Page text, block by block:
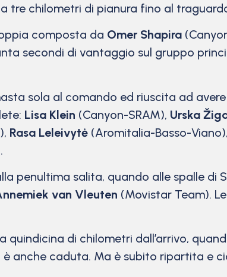
tre chilometri di pianura fino al
composta da Omer Shapira
secondi di vantaggio sul gruppo
sola al comando ed riuscita ad
Lisa Klein (Canyon-SRAM), Urska
Rasa Leleivytė (Aromitalia-Basso-Viano),
penultima salita, quando alle spalle
van Vleuten (Movistar Team).
quindicina di chilometri dall’arrivo,
anche caduta. Ma è subito ripartita e